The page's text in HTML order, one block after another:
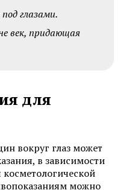
глазами.
век, придающая
для
вокруг глаз может
в зависимости
можно